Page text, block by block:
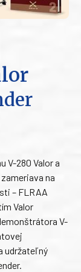
V-280 Valor a
na
– FLRAA
Valor
V-
udržateľný